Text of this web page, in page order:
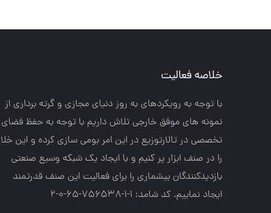
خلاصه فعالیت
با توجه به رويكردهاي به روز دنياي مجازي و گرته برداري از
نمونه هاي موفق خارجي تلاش داريم با توجه به حفظ فضاي
تخصصي در تالارتوزيع در اين امر بومي سازي كرده و اين خلا
را در صنف ابزار پر كنيم و با ايجاد يك شبكه وسيع صنعتي
بازديدكنندگان بيشماري را براي فعاليت اين صنف قدرتمند
ايجاد نماييم. کد شامد: 1-1-756538-65-0-2